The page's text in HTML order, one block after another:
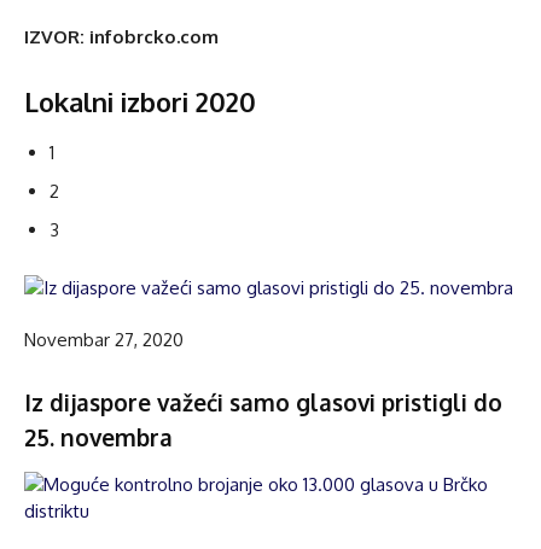
IZVOR: infobrcko.com
Lokalni izbori 2020
1
2
3
Novembar 27, 2020
Iz dijaspore važeći samo glasovi pristigli do
25. novembra